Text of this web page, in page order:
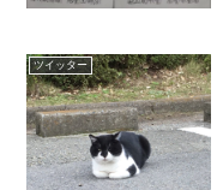
ツイッター